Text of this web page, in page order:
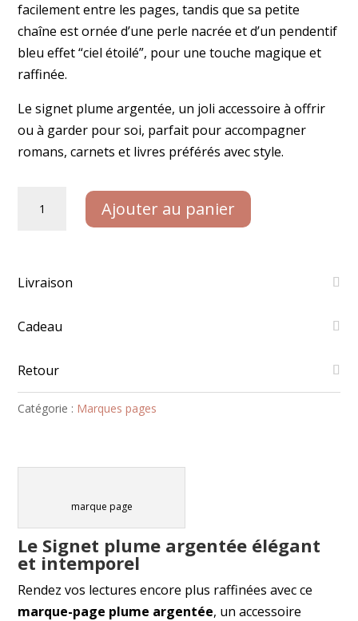
facilement entre les pages, tandis que sa petite
chaîne est ornée d’une perle nacrée et d’un pendentif
bleu effet “ciel étoilé”, pour une touche magique et
raffinée.
Le signet plume argentée, un joli accessoire à offrir
ou à garder pour soi, parfait pour accompagner
romans, carnets et livres préférés avec style.
argentée
pendentif
étoilé
élégant
Ajouter au panier
Livraison
Cadeau
Retour
Catégorie : Marques pages
marque page
Le Signet plume argentée élégant
et intemporel
Rendez vos lectures encore plus raffinées avec ce
marque-page plume argentée, un accessoire